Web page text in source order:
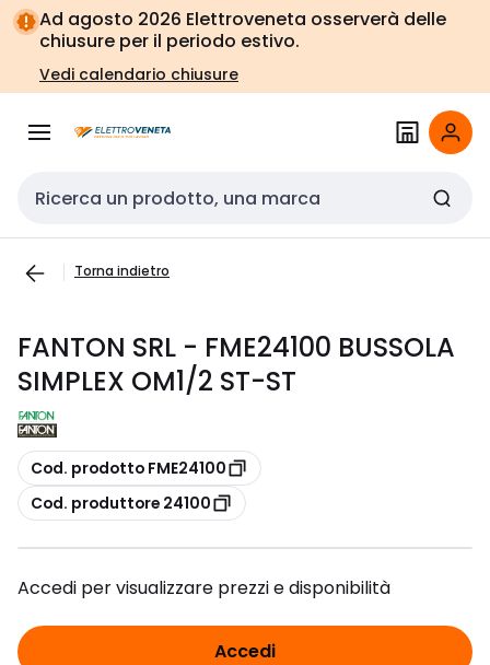
Vai alla
navigazione
Vai
alla
pagina
Ad agosto 2026 Elettroveneta osserverà delle
chiusure per il periodo estivo.
Vedi calendario chiusure
Cerca input
Torna indietro
FANTON SRL - FME24100 BUSSOLA
SIMPLEX OM1/2 ST-ST
copia
Cod. prodotto FME24100
copia
Cod. produttore 24100
Accedi per visualizzare prezzi e disponibilità
Accedi